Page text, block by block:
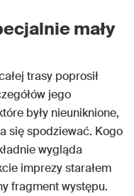
mały
trasy poprosił
jego
były nieuniknione,
się spodziewać. Kogo
wygląda
imprezy starałem
fragment występu.